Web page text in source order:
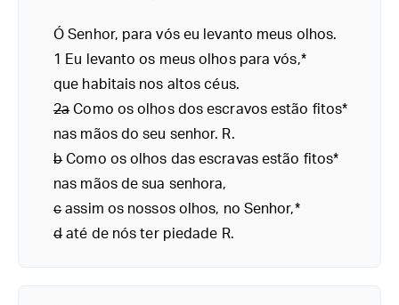
Ó Senhor, para vós eu levanto meus olhos.
1 Eu levanto os meus olhos para vós,*
que habitais nos altos céus.
2aComo os olhos dos escravos estão fitos*
nas mãos do seu senhor. R.
bComo os olhos das escravas estão fitos*
nas mãos de sua senhora,
cassim os nossos olhos, no Senhor,*
daté de nós ter piedade R.